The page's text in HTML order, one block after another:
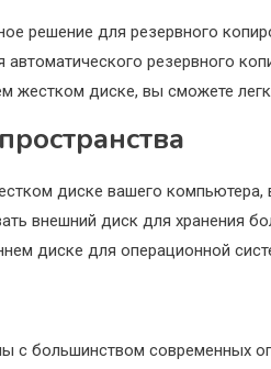
решение для резервного
резервного
жестком диске, вы сможете
диске вашего
внешний диск для хранения
диске для операционной
с большинством современных